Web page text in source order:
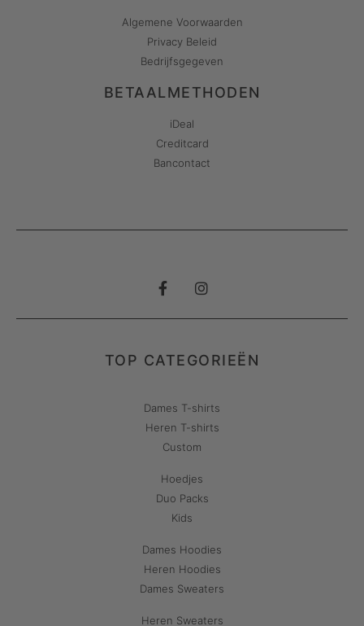
Algemene Voorwaarden
Privacy Beleid
Bedrijfsgegeven
BETAALMETHODEN
iDeal
Creditcard
Bancontact
TOP CATEGORIEËN
Dames T-shirts
Heren T-shirts
Custom
Hoedjes
Duo Packs
Kids
Dames Hoodies
Heren Hoodies
Dames Sweaters
Heren Sweaters